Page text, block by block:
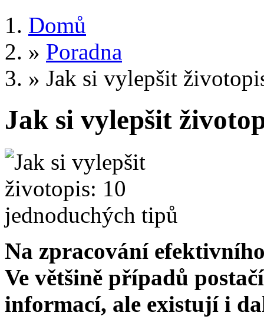
Domů
» Poradna
» Jak si vylepšit
Jak si vylepšit
Na zpracování
Ve většině případů
informací, ale existují i